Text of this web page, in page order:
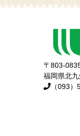
〒803-
福岡県北
（093